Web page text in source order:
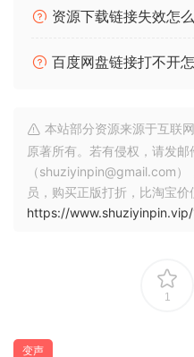
Auto-Tune Artist 可满足音乐
能，并针对舞台或工作室的低
Antares Auto-Tune Artist
Optimized for Real-Time
Auto-Tune Artist meets the
includes all of the
features of Auto-Tune Pro,
Ease of Use
资源下载链接失效怎
百度网盘链接打不开
本站部分资源来源于互联
原著所有。若有侵权，请发邮
（shuziyinpin@gmail.com
员，购买正版打折，比淘宝价
https://
1
变声